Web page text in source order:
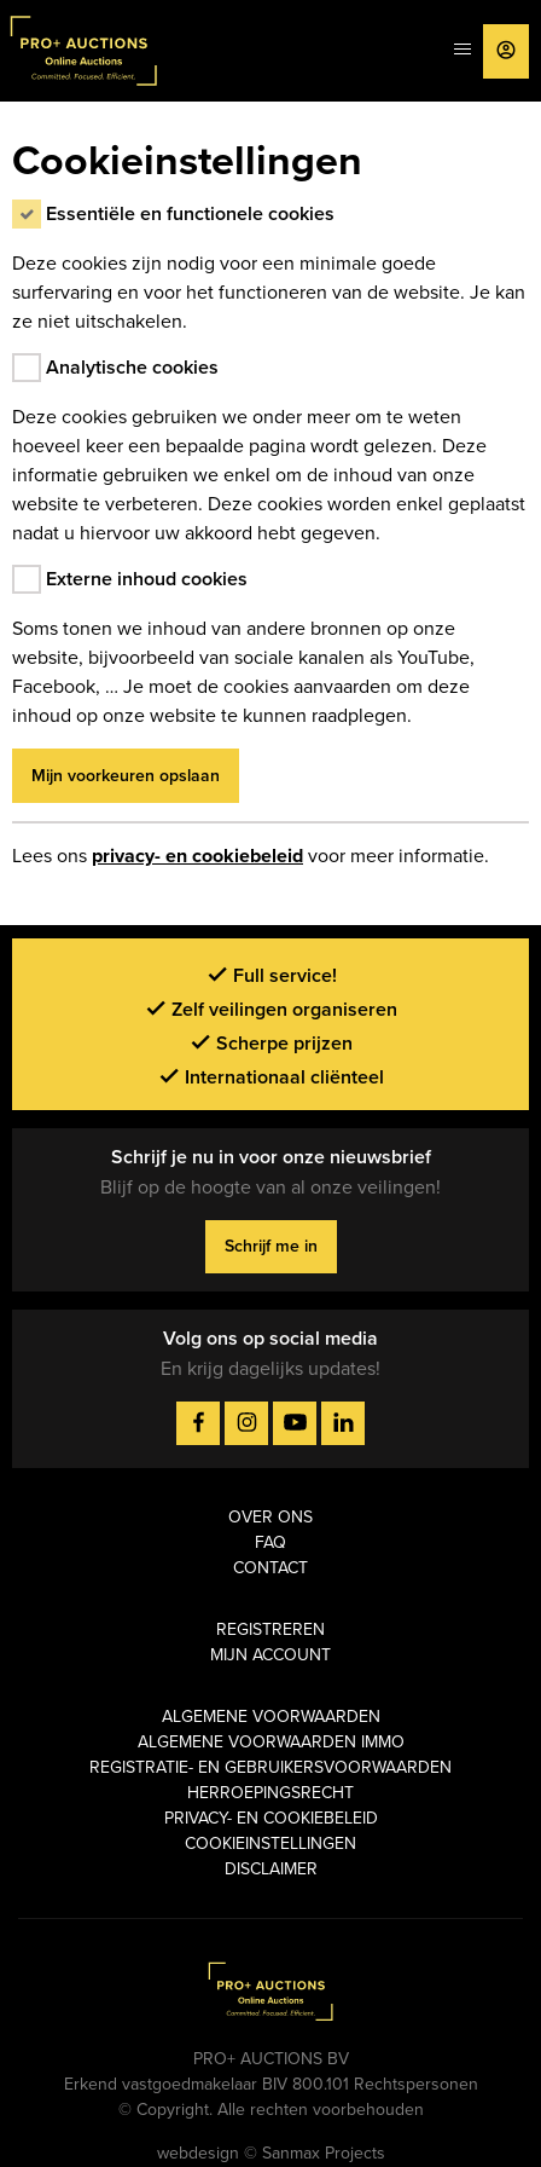
MENU
Cookieinstellingen
Essentiële en functionele cookies
Deze cookies zijn nodig voor een minimale goede
surfervaring en voor het functioneren van de website. Je kan
ze niet uitschakelen.
Analytische cookies
Deze cookies gebruiken we onder meer om te weten
hoeveel keer een bepaalde pagina wordt gelezen. Deze
informatie gebruiken we enkel om de inhoud van onze
website te verbeteren. Deze cookies worden enkel geplaatst
nadat u hiervoor uw akkoord hebt gegeven.
Externe inhoud cookies
Soms tonen we inhoud van andere bronnen op onze
website, bijvoorbeeld van sociale kanalen als YouTube,
Facebook, … Je moet de cookies aanvaarden om deze
inhoud op onze website te kunnen raadplegen.
Mijn voorkeuren opslaan
Lees ons privacy- en cookiebeleidvoor meer informatie.
Full service!
Zelf veilingen organiseren
Scherpe prijzen
Internationaal cliënteel
Schrijf je nu in voor onze nieuwsbrief
Blijf op de hoogte van al onze veilingen!
Schrijf me in
Volg ons op social media
En krijg dagelijks updates!
Volg ons opFacebookInstagramYouTube
OVER ONS
FAQ
CONTACT
REGISTREREN
MIJN ACCOUNT
ALGEMENE VOORWAARDEN
ALGEMENE VOORWAARDEN IMMO
REGISTRATIE- EN GEBRUIKERSVOORWAARDEN
HERROEPINGSRECHT
PRIVACY- EN COOKIEBELEID
COOKIEINSTELLINGEN
DISCLAIMER
PRO+ AUCTIONS BV
Erkend vastgoedmakelaar BIV 800.101 Rechtspersonen
© Copyright. Alle rechten voorbehouden
webdesign © Sanmax Projects